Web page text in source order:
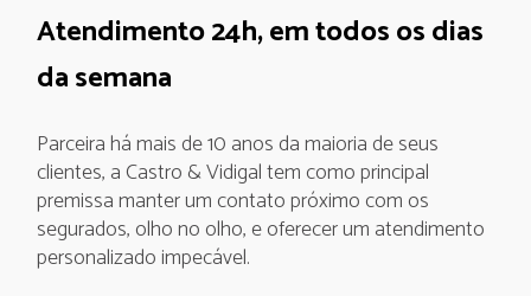
Atendimento 24h, em todos os dias
da semana
Parceira há mais de 10 anos da maioria de seus
clientes, a Castro & Vidigal tem como principal
premissa manter um contato próximo com os
segurados, olho no olho, e oferecer um atendimento
personalizado impecável.